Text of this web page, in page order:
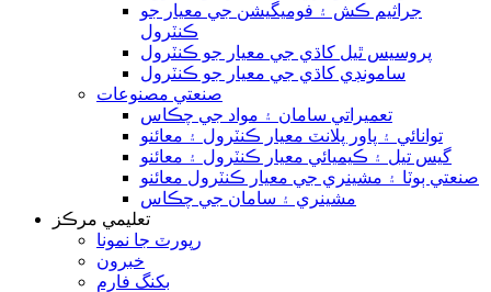
جراثيم ڪش ۽ فوميگيشن جي معيار جو
ڪنٽرول
پروسيس ٿيل کاڌي جي معيار جو ڪنٽرول
سامونڊي کاڌي جي معيار جو ڪنٽرول
صنعتي مصنوعات
تعميراتي سامان ۽ مواد جي چڪاس
توانائي ۽ پاور پلانٽ معيار ڪنٽرول ۽ معائنو
گيس تيل ۽ ڪيميائي معيار ڪنٽرول ۽ معائنو
صنعتي ٻوٽا ۽ مشينري جي معيار ڪنٽرول معائنو
مشينري ۽ سامان جي چڪاس
تعليمي مرڪز
رپورٽ جا نمونا
خبرون
بکنگ فارم